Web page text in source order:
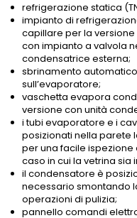
refrigerazione statica
impianto di
capillare per la
con impianto a valvola
condensatrice esterna;
sbrinamento
sull’evaporatore;
vaschetta evapora
versione con unità
i tubi evaporatore e i
posizionati nella parete
per una facile
caso in cui la vetrina
il condensatore è
necessario smontando
operazioni di pulizia;
pannello comandi